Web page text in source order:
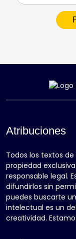
Atribuciones
Todos los textos
propiedad
responsable legal.
difundirlos sin
puedes buscarte
intelectual es un
creatividad.